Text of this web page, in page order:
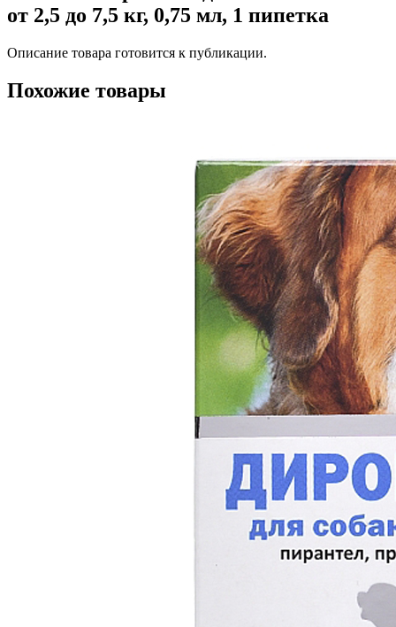
от 2,5 до 7,5 кг, 0,75 мл, 1 пипетка
Описание товара готовится к публикации.
Похожие товары